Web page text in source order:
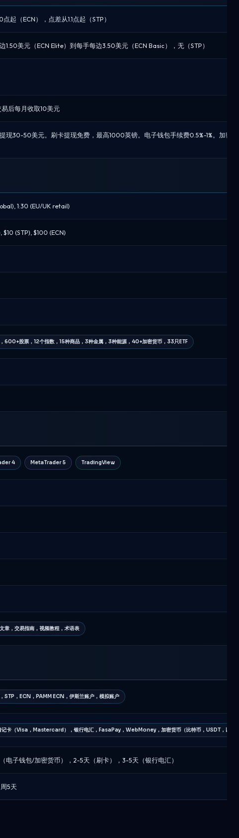
起（ECN），点差从1.1点起（STP）
1.50美元（ECN Elite）到每手每边3.50美元（ECN Basic），无（STP）
后每月收取10美元
现30-50美元。刷卡提现免费，最高1000英镑。电子钱包手续费0.5%-1%。加密
1:30 (EU/UK retail)
$10 (STP), $100 (ECN)
600+股票，12个指数，15种商品，3种金属，3种能源，40+加密货币，33只ETF
4 MetaTrader 5 TradingView
章，交易指南，视频教程，术语表
STP，ECN，PAMM ECN，伊斯兰账户，模拟账户
记卡（Visa，Mastercard），银行电汇，FasaPay，WebMoney，加密货币（比特币，USDT，以太
电子钱包/加密货币），2-5天（刷卡），3-5天（银行电汇）
5天